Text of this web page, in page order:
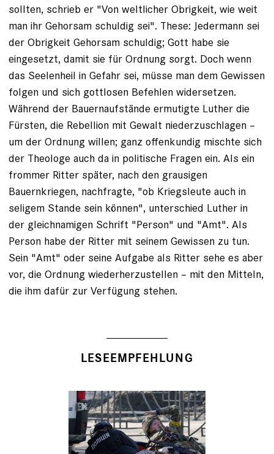
sollten, schrieb er "Von weltlicher Obrigkeit, wie weit
man ihr Gehorsam schuldig sei". These: Jedermann sei
der Obrigkeit Gehorsam schuldig; Gott habe sie
eingesetzt, damit sie für Ordnung sorgt. Doch wenn
das Seelenheil in Gefahr sei, müsse man dem Gewissen
folgen und sich gottlosen Befehlen widersetzen.
Während der Bauernaufstände ermutigte Luther die
Fürsten, die Rebellion mit Gewalt niederzuschlagen –
um der Ordnung willen; ganz offenkundig mischte sich
der Theologe auch da in politische Fragen ein. Als ein
frommer Ritter später, nach den grausigen
Bauernkriegen, nachfragte, "ob Kriegsleute auch in
seligem Stande sein können", unterschied Luther in
der gleichnamigen Schrift "Person" und "Amt". Als
Person habe der Ritter mit seinem Gewissen zu tun.
Sein "Amt" oder seine Aufgabe als Ritter sehe es aber
vor, die Ordnung wiederherzustellen – mit den Mitteln,
die ihm dafür zur Verfügung stehen.
LESEEMPFEHLUNG